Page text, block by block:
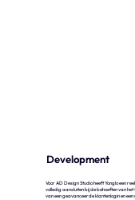
Development
Voor AD Design Studio heeft Yonglo een
volledig aansluiten bij de behoeften van
van een geavanceerde klantenlogin en